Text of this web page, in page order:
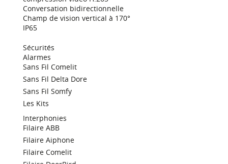
Conversation bidirectionnelle
Champ de vision vertical à 170°
IP65
Sécurités
Alarmes
Sans Fil Comelit
Sans Fil Delta Dore
Sans Fil Somfy
Les Kits
Interphonies
Filaire ABB
Filaire Aiphone
Filaire Comelit